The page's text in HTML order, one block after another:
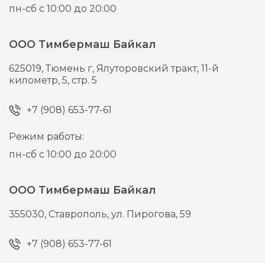
пн-сб с 10:00 до 20:00
ООО Тимбермаш Байкал
625019,Тюмень г, Ялуторовский тракт, 11-й
километр, 5, стр. 5
+7 (908) 653-77-61
Режим работы:
пн-сб с 10:00 до 20:00
ООО Тимбермаш Байкал
355030, Ставрополь,ул. Пирогова, 59
+7 (908) 653-77-61